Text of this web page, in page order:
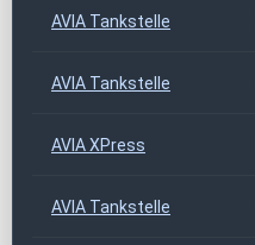
AVIA Tankstelle
AVIA Tankstelle
AVIA XPress
AVIA Tankstelle